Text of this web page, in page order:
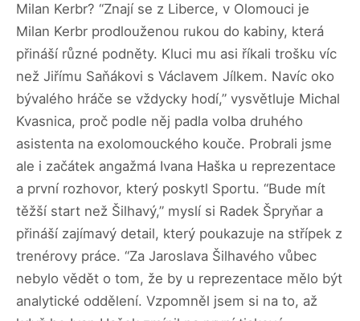
Milan Kerbr? “Znají se z Liberce, v Olomouci je
Milan Kerbr prodlouženou rukou do kabiny, která
přináší různé podněty. Kluci mu asi říkali trošku víc
než Jiřímu Saňákovi s Václavem Jílkem. Navíc oko
bývalého hráče se vždycky hodí,” vysvětluje Michal
Kvasnica, proč podle něj padla volba druhého
asistenta na exolomouckého kouče. Probrali jsme
ale i začátek angažmá Ivana Haška u reprezentace
a první rozhovor, který poskytl Sportu. “Bude mít
těžší start než Šilhavý,” myslí si Radek Špryňar a
přináší zajímavý detail, který poukazuje na střípek z
trenérovy práce. “Za Jaroslava Šilhavého vůbec
nebylo vědět o tom, že by u reprezentace mělo být
analytické oddělení. Vzpomněl jsem si na to, až